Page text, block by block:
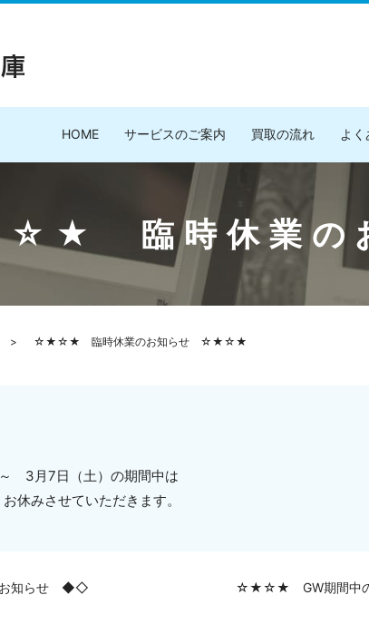
HOME サービスのご案内 買取の流れ よ
臨時休業
☆★☆★ 臨時休業のお知らせ ☆★☆★
3月7日（土）の期間中は
休みさせていただきます。
知らせ ◆◇ ☆★☆★ GW期間中